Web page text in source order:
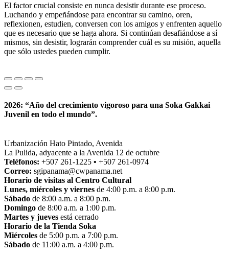
El factor crucial consiste en nunca desistir durante ese proceso.
Luchando y empeñándose para encontrar su camino, oren,
reflexionen, estudien, conversen con los amigos y enfrenten aquello
que es necesario que se haga ahora. Si continúan desafiándose a sí
mismos, sin desistir, lograrán comprender cuál es su misión, aquella
que sólo ustedes pueden cumplir.
2026: “Año del crecimiento vigoroso para una Soka Gakkai
Juvenil en todo el mundo”.
Urbanización Hato Pintado, Avenida
La Pulida, adyacente a la Avenida 12 de octubre
Teléfonos: +507 261-1225 • +507 261-0974
Correo: sgipanama@cwpanama.net
Horario de visitas al Centro Cultural
Lunes, miércoles y viernes de 4:00 p.m. a 8:00 p.m.
Sábado de 8:00 a.m. a 8:00 p.m.
Domingo de 8:00 a.m. a 1:00 p.m.
Martes y jueves está cerrado
Horario de la Tienda Soka
Miércoles de 5:00 p.m. a 7:00 p.m.
Sábado de 11:00 a.m. a 4:00 p.m.